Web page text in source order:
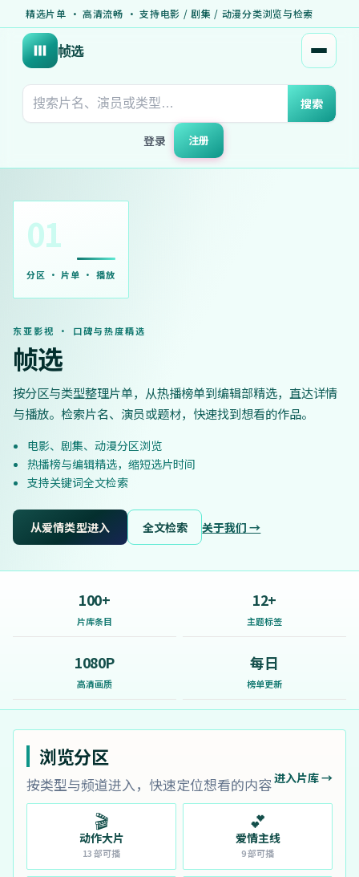
精选片单 · 高清流畅 · 支持电影 / 剧集 / 动漫分类浏览与检索
帧选 打开
搜索
登录 注册
01
分区 · 片单 · 播放
东亚影视 · 口碑与热度精选
帧选
按分区与类型整理片单，从热播榜单到编辑部精选，直达详情
与播放。检索片名、演员或题材，快速找到想看的作品。
电影、剧集、动漫分区浏览
热播榜与编辑精选，缩短选片时间
支持关键词全文检索
从爱情类型进入 全文检索 关于我们 →
100+
片库条目
12+
主题标签
1080P
高清画质
每日
榜单更新
浏览分区
按类型与频道进入，快速定位想看的内容进入片库 →
🎬
动作大片
13部可播
💕
爱情主线
9部可播